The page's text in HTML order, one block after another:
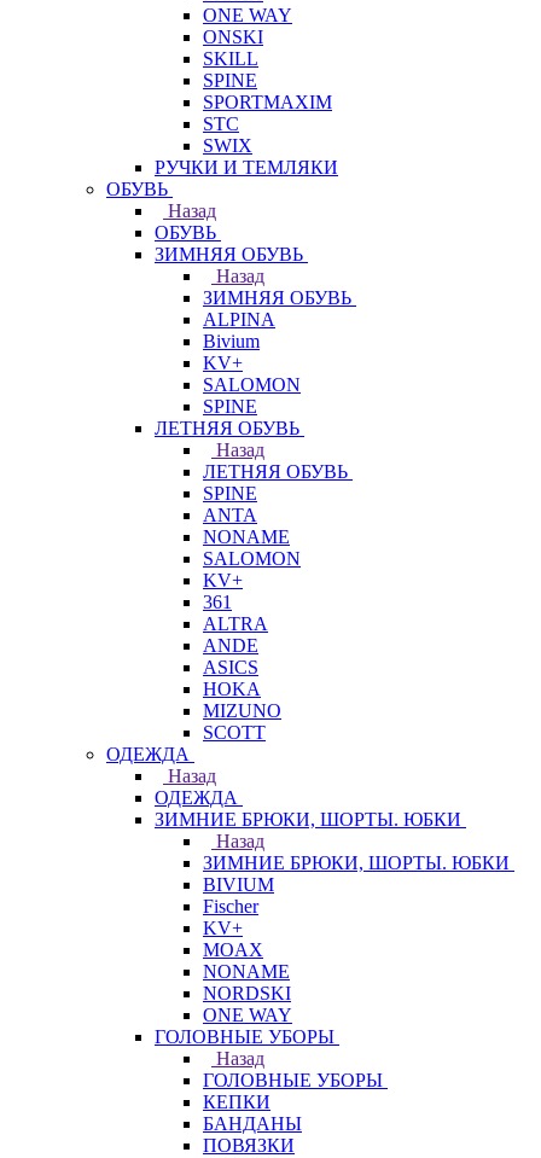
ONE WAY
ONSKI
SKILL
SPINE
SPORTMAXIM
STC
SWIX
РУЧКИ И ТЕМЛЯКИ
ОБУВЬ
Назад
ОБУВЬ
ЗИМНЯЯ ОБУВЬ
Назад
ЗИМНЯЯ ОБУВЬ
ALPINA
Bivium
KV+
SALOMON
SPINE
ЛЕТНЯЯ ОБУВЬ
Назад
ЛЕТНЯЯ ОБУВЬ
SPINE
ANTA
NONAME
SALOMON
KV+
361
ALTRA
ANDE
ASICS
HOKA
MIZUNO
SCOTT
ОДЕЖДА
Назад
ОДЕЖДА
ЗИМНИЕ БРЮКИ, ШОРТЫ. ЮБКИ
Назад
ЗИМНИЕ БРЮКИ, ШОРТЫ. ЮБКИ
BIVIUM
Fischer
KV+
MOAX
NONAME
NORDSKI
ONE WAY
ГОЛОВНЫЕ УБОРЫ
Назад
ГОЛОВНЫЕ УБОРЫ
КЕПКИ
БАНДАНЫ
ПОВЯЗКИ